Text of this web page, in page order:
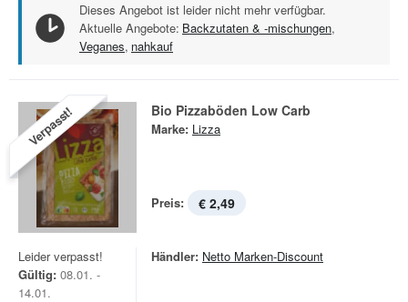
Dieses Angebot ist leider nicht mehr verfügbar.
Aktuelle Angebote: Backzutaten & -mischungen,
Veganes, nahkauf
Verpasst! Bio Pizzaböden Low Carb
Marke: Lizza
Preis: € 2,49
Leider verpasst!
Gültig: 08.01. -
14.01.
Händler: Netto Marken-Discount